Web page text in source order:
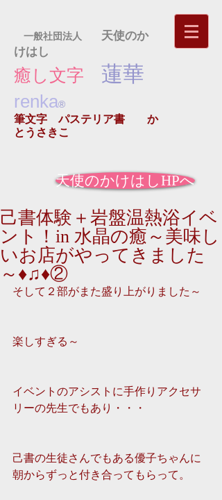
一般社団法人 天使のか
けはし
癒し文字 蓮華
renka®
筆文字 パステリア書
か
とうさきこ
天使のかけはしHPへ
己書体験＋岩盤温熱浴イベ
ント！in 水晶の癒～美味し
いお店がやってきました
～♦♫♦②
そして２部がまた盛り上がりました～
楽しすぎる～
イベントのアシストに手作りアクセサ
リーの先生でもあり・・・
己書の生徒さんでもある優子ちゃんに
朝からずっと付き合ってもらって。